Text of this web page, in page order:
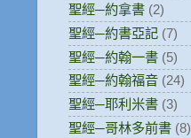
聖經─約拿書 (2)
聖經─約書亞記 (7)
聖經─約翰一書 (5)
聖經─約翰福音 (24)
聖經─耶利米書 (3)
聖經─哥林多前書 (8)